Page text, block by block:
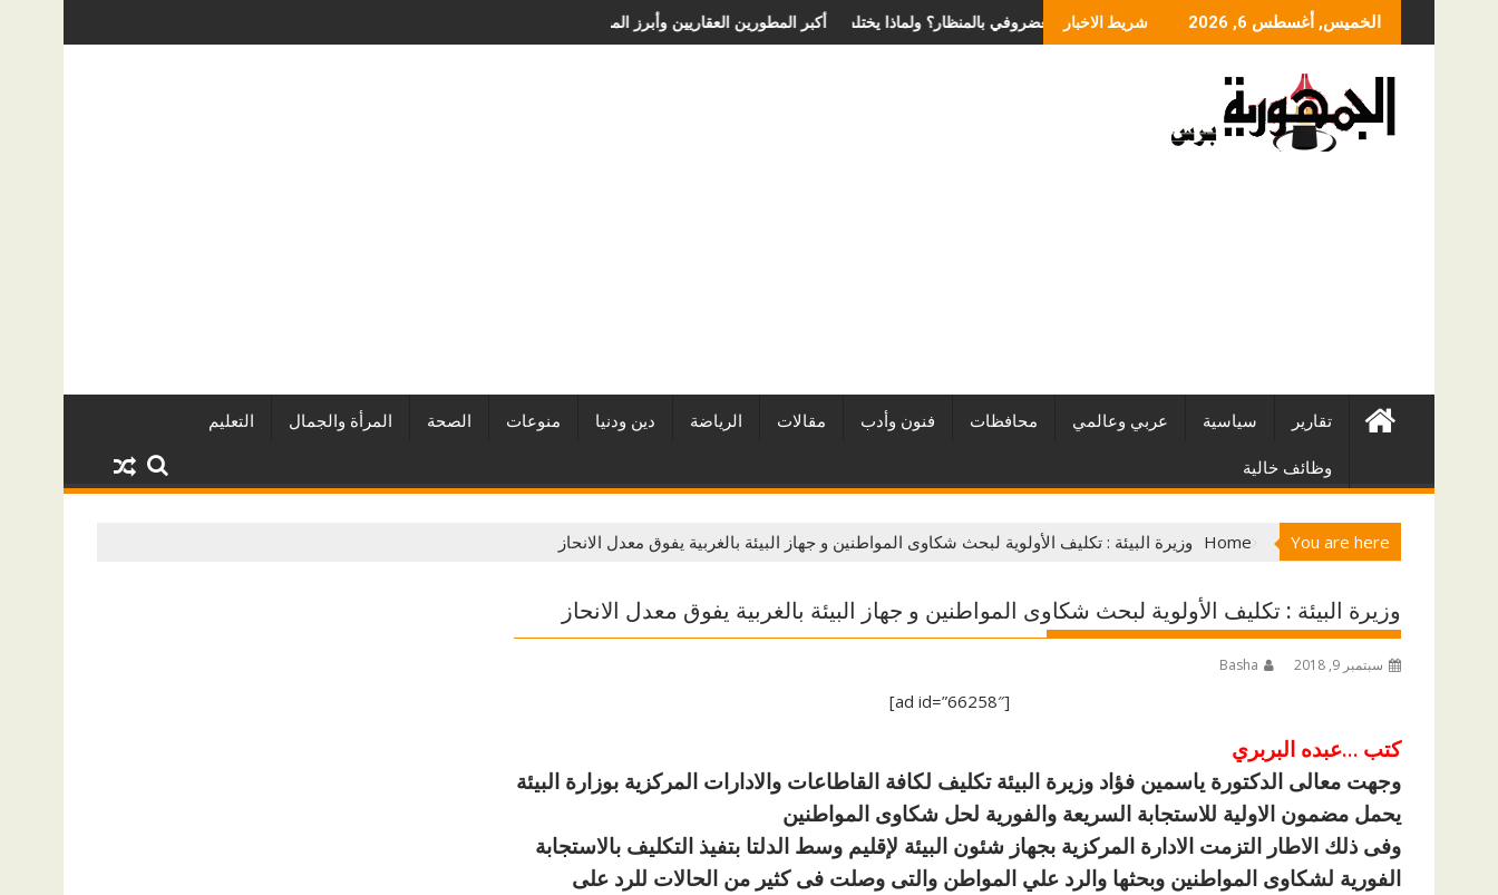
to
الخميس, أغسطس 6, 2026 شريط الاخبار أفضل شركات التطوير العقاري في مصر من URE | أكبر المطورين العقاريين وأبرز المشروعاتما الذي يحدد سعر عملية الانزلاق الغضروفي بالمنظار؟ ولماذا يختلف من مريض لآخر؟
تقارير سياسية عربي وعالمي محافظات فنون وأدب مقالات الرياضة دين ودنيا منوعات الصحة المرأة والجمال التعليم
وظائف خالية
You are here
Home وزيرة البيئة : تكليف الأولوية لبحث شكاوى المواطنين و جهاز البيئة بالغربية يفوق معدل الانحاز
وزيرة البيئة : تكليف الأولوية لبحث شكاوى المواطنين و جهاز البيئة بالغربية يفوق معدل الانحاز
سبتمبر 9, 2018 Basha
[ad id=”66258″]
كتب …عبده البربري
وجهت معالى الدكتورة ياسمين فؤاد وزيرة البيئة تكليف لكافة القاطاعات والادارات المركزية بوزارة البيئة
يحمل مضمون الاولية للاستجابة السريعة والفورية لحل شكاوى المواطنين
وفى ذلك الاطار التزمت الادارة المركزية بجهاز شئون البيئة لإقليم وسط الدلتا بتفيذ التكليف بالاستجابة
الفورية لشكاوى المواطنين وبحثها والرد علي المواطن والتى وصلت فى كثير من الحالات للرد على